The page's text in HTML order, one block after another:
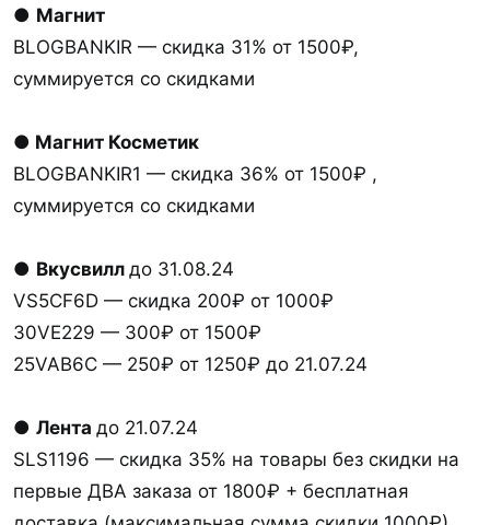
● Магнит
BLOGBANKIR — скидка 31% от 1500₽,
суммируется со скидками
● Магнит Косметик
BLOGBANKIR1 — скидка 36% от 1500₽ ,
суммируется со скидками
● Вкусвилл до 31.08.24
VS5CF6D — скидка 200₽ от 1000₽
30VE229 — 300₽ от 1500₽
25VAB6C — 250₽ от 1250₽ до 21.07.24
● Лента до 21.07.24
SLS1196 — скидка 35% на товары без скидки на
первые ДВА заказа от 1800₽ + бесплатная